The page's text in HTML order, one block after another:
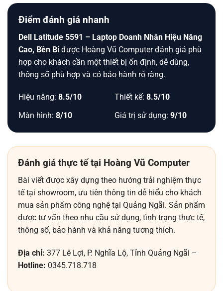
Điểm đánh giá nhanh
Dell Latitude 5591 – Laptop Doanh Nhân Hiệu Năng
Cao, Bền Bỉđược Hoàng Vũ Computer đánh giá phù
hợp cho khách cần một thiết bị ổn định, dễ dùng,
thông số phù hợp và có bảo hành rõ ràng.
Hiệu năng: 8.5/10 Thiết kế: 8.5/10
Màn hình: 8/10 Giá trị sử dụng: 9/10
Đánh giá thực tế tại Hoàng Vũ Computer
Bài viết được xây dựng theo hướng trải nghiệm thực
tế tại showroom, ưu tiên thông tin dễ hiểu cho khách
mua sản phẩm công nghệ tại Quảng Ngãi. Sản phẩm
được tư vấn theo nhu cầu sử dụng, tình trạng thực tế,
thông số, bảo hành và khả năng tương thích.
Địa chỉ: 377 Lê Lợi, P. Nghĩa Lộ, Tỉnh Quảng Ngãi –
Hotline: 0345.718.718